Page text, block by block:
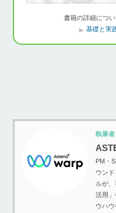
書籍の詳細につ
基礎と実
執筆者
PM・
ウン
ルが
活用」
ウハ